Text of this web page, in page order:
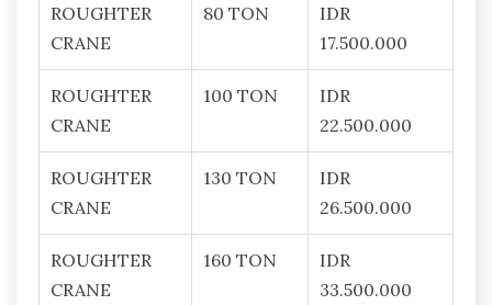
ROUGHTER
CRANE
80 TON
IDR
17.500.000
ROUGHTER
CRANE
100 TON
IDR
22.500.000
ROUGHTER
CRANE
130 TON
IDR
26.500.000
ROUGHTER
CRANE
160 TON
IDR
33.500.000